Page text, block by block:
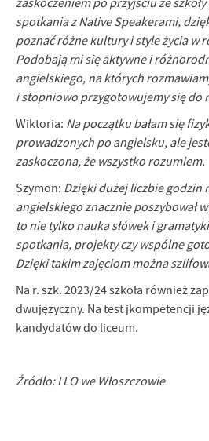
zaskoczeniem po przyjściu ze
spotkania z Native Speakerami,
poznać różne kultury i style życia w
Podobają mi się aktywne i
angielskiego, na których
i stopniowo przygotowujemy się do
Wiktoria: Na początku bałam się
prowadzonych po angielsku, ale
zaskoczona, że wszystko rozumiem.
Szymon: Dzięki dużej liczbie godzin
angielskiego znacznie poszybował
to nie tylko nauka słówek i
spotkania, projekty czy wspólne
Dzięki takim zajęciom można
Na r. szk. 2023/24 szkoła również
dwujęzyczny. Na test jkompetencji
kandydatów do liceum.
Źródło: I LO we Włoszczowie